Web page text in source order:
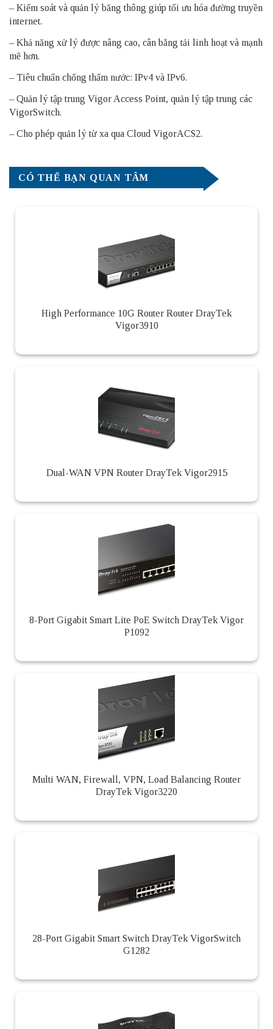
– Kiểm soát và quản lý băng thông giúp tối ưu hóa đường truyền
internet.
– Khả năng xử lý được nâng cao, cân bằng tải linh hoạt và mạnh
mẽ hơn.
– Tiêu chuẩn chống thấm nước: IPv4 và IPv6.
– Quản lý tập trung Vigor Access Point, quản lý tập trung các
VigorSwitch.
– Cho phép quản lý từ xa qua Cloud VigorACS2.
CÓ THỂ BẠN QUAN TÂM
High Performance 10G Router Router DrayTek
Vigor3910
Dual-WAN VPN Router DrayTek Vigor2915
8-Port Gigabit Smart Lite PoE Switch DrayTek Vigor
P1092
Multi WAN, Firewall, VPN, Load Balancing Router
DrayTek Vigor3220
28-Port Gigabit Smart Switch DrayTek VigorSwitch
G1282